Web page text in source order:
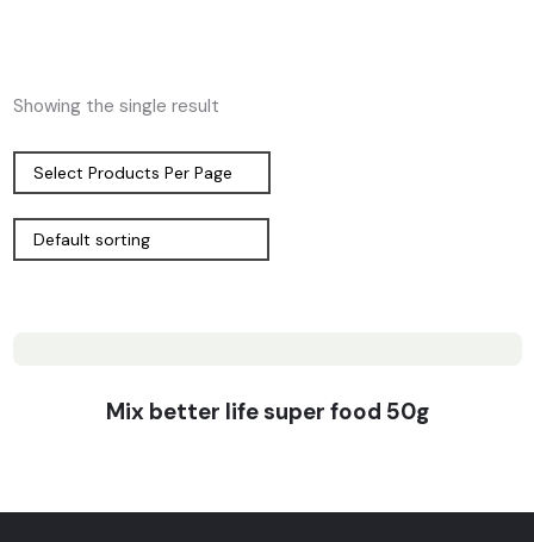
Showing the single result
Mix better life super food 50g